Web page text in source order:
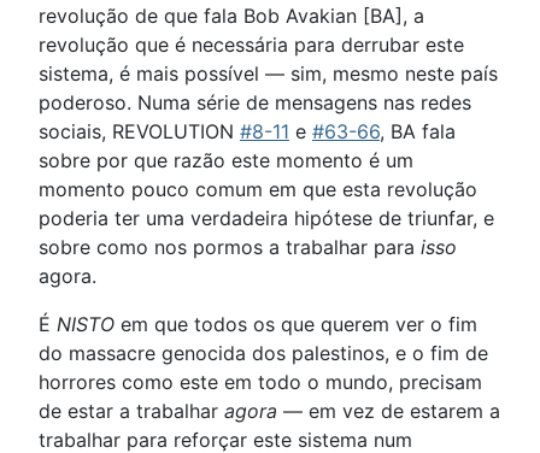
revolução de que fala Bob Avakian [BA], a
revolução que é necessária para derrubar este
sistema, é mais possível — sim, mesmo neste país
poderoso. Numa série de mensagens nas redes
sociais, REVOLUTION #8-11 e #63-66, BA fala
sobre por que razão este momento é um
momento pouco comum em que esta revolução
poderia ter uma verdadeira hipótese de triunfar, e
sobre como nos pormos a trabalhar para isso
agora.
É NISTO em que todos os que querem ver o fim
do massacre genocida dos palestinos, e o fim de
horrores como este em todo o mundo, precisam
de estar a trabalhar agora — em vez de estarem a
trabalhar para reforçar este sistema num